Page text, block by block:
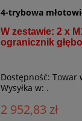
4-trybowa
W zestawie: 2 x
ogranicznik
Dostępność: Towar
Wysyłka w: .
2 952,83 zł